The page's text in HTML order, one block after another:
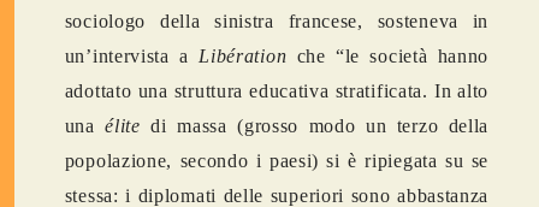
sociologo della sinistra francese, sosteneva in
un’intervista a Libération che “le società hanno
adottato una struttura educativa stratificata. In alto
unaélite di massa (grosso modo un terzo della
popolazione, secondo i paesi) si è ripiegata su se
stessa: i diplomati delle superiori sono abbastanza